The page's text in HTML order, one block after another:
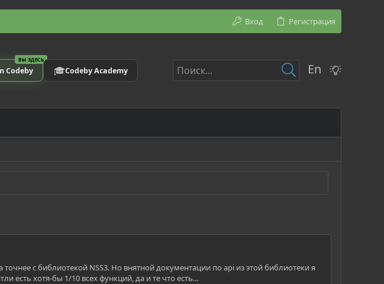
Вход Регистрация
ВЫ ЗДЕСЬ
Codeby 🎓Codeby Academy En
с библиотекой NSS3. Но внятной документации по api из этой библиотеки я
есть хотя-бы 1/10 всех функций, да и те что есть...